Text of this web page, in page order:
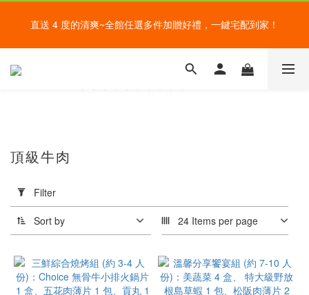
吃菜~
直送 4 度的清爽~全館任選多件加贈好禮，一鍵宅配到家！
給爸爸一錠超能力~全館滿額加贈祕魯瑪卡錠，父親節好好感謝~
分
火
鍋、
火鍋
列
(4)
頂級牛肉
Filter
Sort by 24 Items per page